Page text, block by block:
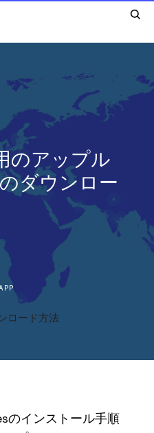
のアップル
ダウンロー
ロード方法
のインストール手順